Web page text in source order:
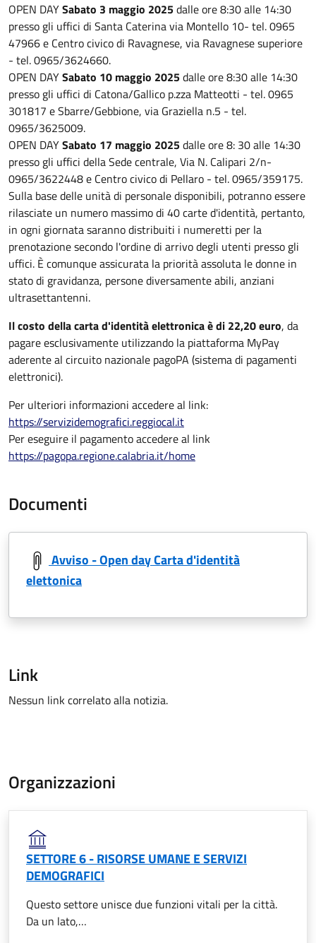
OPEN DAYSabato 3 maggio 2025dalle ore 8:30 alle 14:30
presso gli uffici di Santa Caterina via Montello 10- tel. 0965
47966 e Centro civico di Ravagnese, via Ravagnese superiore
- tel. 0965/3624660.
OPEN DAYSabato 10 maggio 2025dalle ore 8:30 alle 14:30
presso gli uffici di Catona/Gallico p.zza Matteotti - tel. 0965
301817 e Sbarre/Gebbione, via Graziella n.5 - tel.
0965/3625009.
OPEN DAYSabato 17 maggio 2025dalle ore 8: 30 alle 14:30
presso gli uffici della Sede centrale, Via N. Calipari 2/n-
0965/3622448 e Centro civico di Pellaro - tel. 0965/359175.
Sulla base delle unità di personale disponibili, potranno essere
rilasciate un numero massimo di 40 carte d'identità, pertanto,
in ogni giornata saranno distribuiti i numeretti per la
prenotazione secondo l'ordine di arrivo degli utenti presso gli
uffici. È comunque assicurata la priorità assoluta le donne in
stato di gravidanza, persone diversamente abili, anziani
ultrasettantenni.
Il costo della carta d'identità elettronica è di 22,20 euro, da
pagare esclusivamente utilizzando la piattaforma MyPay
aderente al circuito nazionale pagoPA (sistema di pagamenti
elettronici).
Per ulteriori informazioni accedere al link:
https://servizidemografici.reggiocal.it
Per eseguire il pagamento accedere al link
https://pagopa.regione.calabria.it/home
Documenti
Avviso - Open day Carta d'identità
elettonica
Link
Nessun link correlato alla notizia.
Organizzazioni
SETTORE 6 - RISORSE UMANE E SERVIZI
DEMOGRAFICI
Questo settore unisce due funzioni vitali per la città.
Da un lato,…